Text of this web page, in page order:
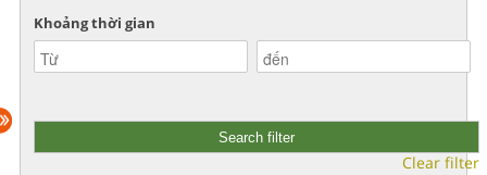
Khoảng thời gian
Clear filter